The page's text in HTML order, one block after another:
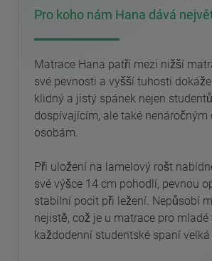
Pro koho nám Hana dává
Matrace Hana patří mezi nižší
své pevnosti a vyšší tuhosti
klidný a jistý spánek nejen
dospívajícím, ale také nenáročným
osobám.
Při uložení na lamelový rošt
své výšce 14 cm pohodlí, pevnou
stabilní pocit při ležení. Nepůsobí
nejistě, což je u matrace pro mladé
každodenní studentské spaní velká